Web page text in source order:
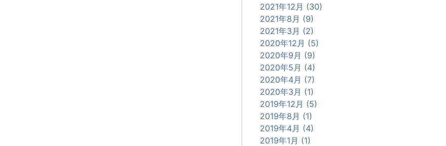
2021年12月 (30)
2021年8月 (9)
2021年3月 (2)
2020年12月 (5)
2020年9月 (9)
2020年5月 (4)
2020年4月 (7)
2020年3月 (1)
2019年12月 (5)
2019年8月 (1)
2019年4月 (4)
2019年1月 (1)